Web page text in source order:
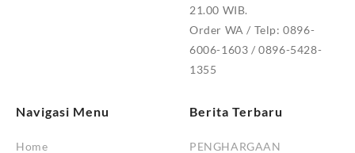
21.00 WIB.
Order WA / Telp: 0896-
6006-1603 / 0896-5428-
1355
Navigasi Menu
Home
Berita Terbaru
PENGHARGAAN